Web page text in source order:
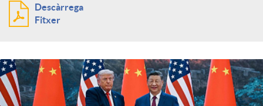
Descàrrega
Fitxer